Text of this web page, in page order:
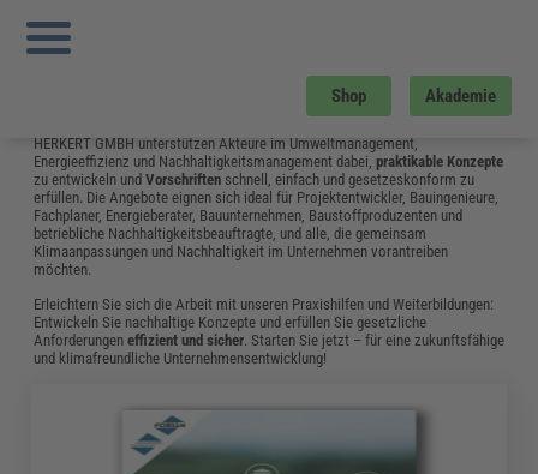
Shop Akademie
Sie sind hier:
Energie und Umwelt
Der Bereich Energie und Umwelt spielt eine zentrale Rolle für die
von Unternehmen, Einrichtungen sowie Städten, Kreisen
HERKERT GMBH unterstützen Akteure im Umweltmanagement,
Energieeffizienz und Nachhaltigkeitsmanagement dabei, praktikable Konzepte
zu entwickeln undVorschriften schnell, einfach und gesetzeskonform zu
erfüllen. Die Angebote eignen sich ideal für Projektentwickler, Bauingenieure,
Fachplaner, Energieberater, Bauunternehmen, Baustoffproduzenten und
betriebliche Nachhaltigkeitsbeauftragte, und alle, die gemeinsam
Klimaanpassungen und Nachhaltigkeit im Unternehmen vorantreiben
möchten.
Erleichtern Sie sich die Arbeit mit unseren Praxishilfen und Weiterbildungen:
Entwickeln Sie nachhaltige Konzepte und erfüllen Sie gesetzliche
Anforderungeneffizient und sicher. Starten Sie jetzt – für eine zukunftsfähige
und klimafreundliche Unternehmensentwicklung!